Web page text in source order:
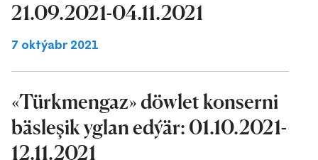
21.09.2021-04.11.2021
7 oktýabr 2021
«Türkmengaz» döwlet konserni
bäsleşik yglan edýär: 01.10.2021-
12.11.2021